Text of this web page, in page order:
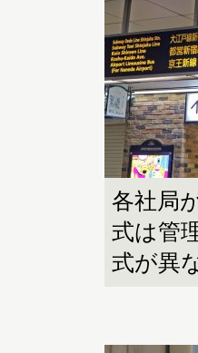
各社局
式は管
式が異